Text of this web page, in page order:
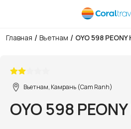
Главная / Вьетнам / OYO 598 PEONY
Вьетнам, Камрань (Cam Ranh)
OYO 598